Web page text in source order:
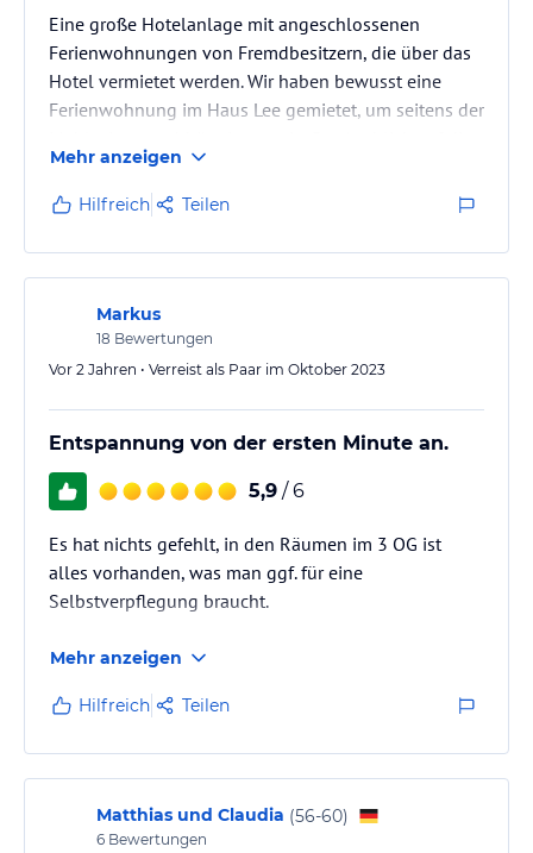
Eine große Hotelanlage mit angeschlossenen
Ferienwohnungen von Fremdbesitzern, die über das
Hotel vermietet werden. Wir haben bewusst eine
Ferienwohnung im Haus Lee gemietet, um seitens der
Elbe mit den vorbeifahrenden Hochseeschiffen war
aufgrund des oberen Stockwerks sehr imposant.
Störend empfanden wir, dass recht viele Gäste
sowohl im Hotel- und Appartementbereich als auch
im Strandbereich mit Hunden unterwegs waren. Das
haben wir in einer derartigen Vielfalt…
Mehr anzeigen
Hilfreich Teilen
Markus
18 Bewertungen
Vor 2 Jahren • Verreist als Paar im Oktober 2023
Entspannung von der ersten Minute an.
5,9 / 6
Es hat nichts gefehlt, in den Räumen im 3 OG ist
alles vorhanden, was man ggf. für eine
Selbstverpflegung braucht.
Mehr anzeigen
Hilfreich Teilen
Matthias und Claudia (56-60)
6 Bewertungen